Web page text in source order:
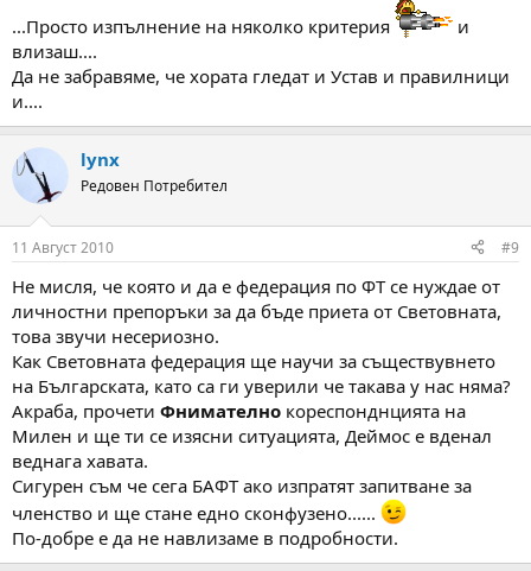
...Просто изпълнение на няколко критерия
и
влизаш....
Да не забравяме, че хората гледат и Устав и правилници
и....
lynx
Редовен Потребител
11 Август 2010 #9
Не мисля, че която и да е федерация по ФТ се нуждае от
личностни препоръки за да бъде приета от Световната,
това звучи несериозно.
Как Световната федерация ще научи за съществувнето
на Българската, като са ги уверили че такава у нас няма?
Акраба, прочети Фнимателно кореспонднцията на
Милен и ще ти се изясни ситуацията, Деймос е вденал
веднага хавата.
Сигурен съм че сега БАФТ ако изпратят запитване за
членство и ще стане едно сконфузено......
По-добре е да не навлизаме в подробности.